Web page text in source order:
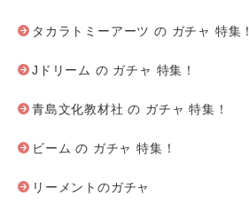
タカラトミーアーツ の ガチャ 特集！
Jドリーム の ガチャ 特集！
青島文化教材社 の ガチャ 特集！
ビーム の ガチャ 特集！
リーメントのガチャ